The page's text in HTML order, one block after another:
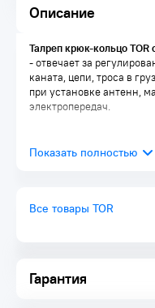
Описание
Гарантия
Талреп крюк-кольцо TOR
- отвечает за
каната, цепи, троса в
при установке антенн,
электропередач.
Все товары TOR